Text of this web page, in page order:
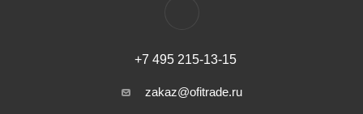
+7 495 215-13-15
zakaz@ofitrade.ru